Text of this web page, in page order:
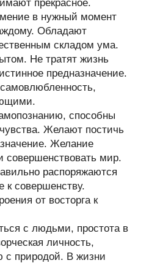
прекрасное.
в нужный момент
Обладают
складом ума.
Не тратят жизнь
предназначение.
способны
Желают постичь
Желание
совершенствовать мир.
распоряжаются
к совершенству.
от восторга к
с людьми, простота в
личность,
с природой. В жизни